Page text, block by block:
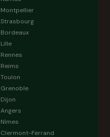
Montpellier
Strasbourg
Bordeaux
Lille
Rennes
Reims
Toulon
Grenoble
Dijon
Angers
Nîmes
Clermont-Ferrand